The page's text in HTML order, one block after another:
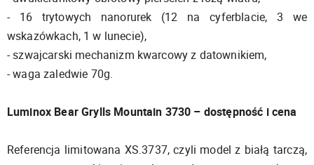
- 16 trytowych nanorurek (12 na cyferblacie, 3 we
wskazówkach, 1 w lunecie),
- szwajcarski mechanizm kwarcowy z datownikiem,
- waga zaledwie 70g.
Luminox Bear Grylls Mountain 3730 – dostępność i cena
Referencja limitowana XS.3737, czyli model z białą tarczą,